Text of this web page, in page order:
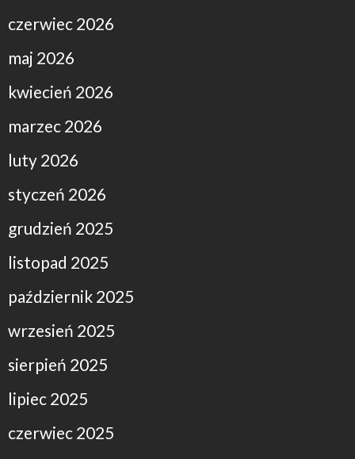
czerwiec 2026
maj 2026
kwiecień 2026
marzec 2026
luty 2026
styczeń 2026
grudzień 2025
listopad 2025
październik 2025
wrzesień 2025
sierpień 2025
lipiec 2025
czerwiec 2025